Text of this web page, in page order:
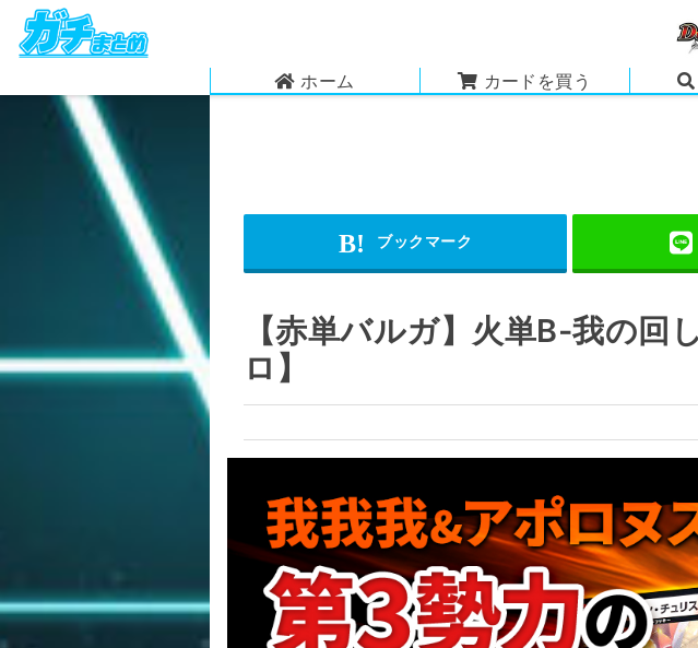
ホーム カードを買う
【赤単バルガ】火単B-我の
ロ】